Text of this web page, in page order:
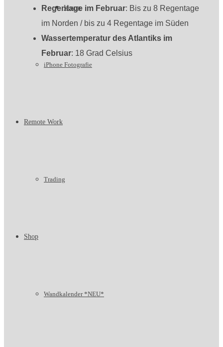
Visum
iPhone Fotografie
Remote Work
Trading
Shop
Wandkalender *NEU*
Regentage im Februar: Bis zu 8 Regentage
im Norden / bis zu 4 Regentage im Süden
Wassertemperatur des Atlantiks im
Februar: 18 Grad Celsius